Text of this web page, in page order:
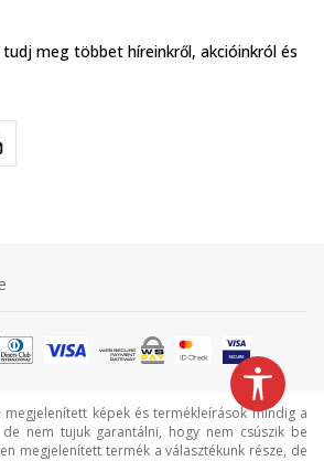
meg többet híreinkről, akcióinkról és
képek és termékleírások mindig a
nem tujuk garantálni, hogy nem csúszik be
megjelenített termék a választékunk része, de